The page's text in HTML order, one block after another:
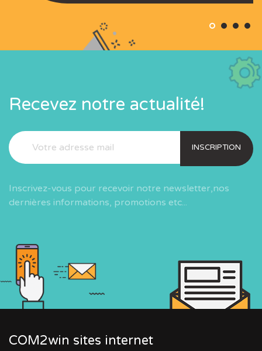
Recevez notre actualité!
INSCRIPTION
Inscrivez-vous pour recevoir notre newsletter,nos
dernières informations, promotions etc...
COM2win sites internet